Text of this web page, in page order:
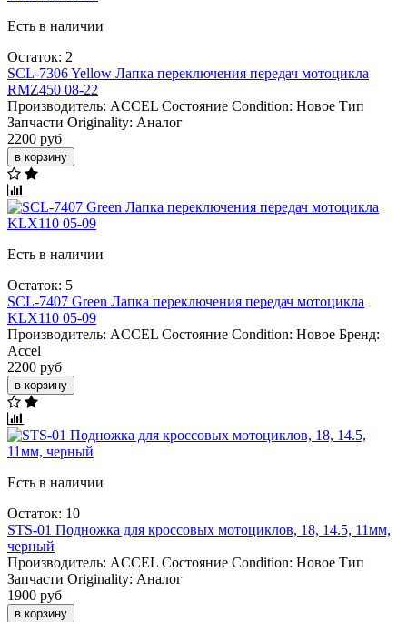
Есть в наличии
Остаток: 2
SCL-7306 Yellow Лапка переключения передач мотоцикла
RMZ450 08-22
Производитель: ACCEL Состояние Condition: Новое Тип
Запчасти Originality: Аналог
2200 руб
в корзину
Есть в наличии
Остаток: 5
SCL-7407 Green Лапка переключения передач мотоцикла
KLX110 05-09
Производитель: ACCEL Состояние Condition: Новое Бренд:
Accel
2200 руб
в корзину
Есть в наличии
Остаток: 10
STS-01 Подножка для кроссовых мотоциклов, 18, 14.5, 11мм,
черный
Производитель: ACCEL Состояние Condition: Новое Тип
Запчасти Originality: Аналог
1900 руб
в корзину